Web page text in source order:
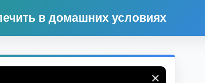
в домашних условиях